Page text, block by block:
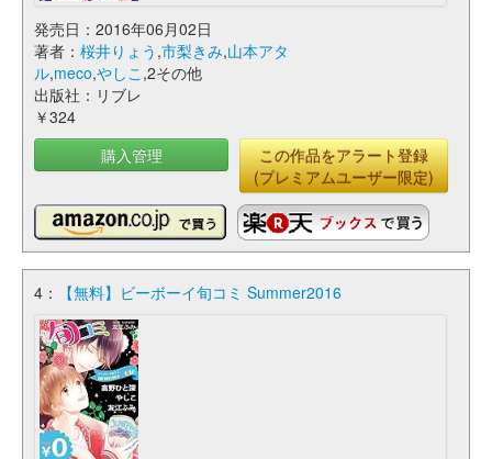
発売日：2016年06月02日
著者： 桜井りょう ,市梨きみ,山本アタ
ル,meco,やしこ ,2その他
出版社：リブレ
￥324
購入管理
この作品をアラート登録
(プレミアムユーザー限定)
4： 【無料】ビーボーイ旬コミ Summer2016